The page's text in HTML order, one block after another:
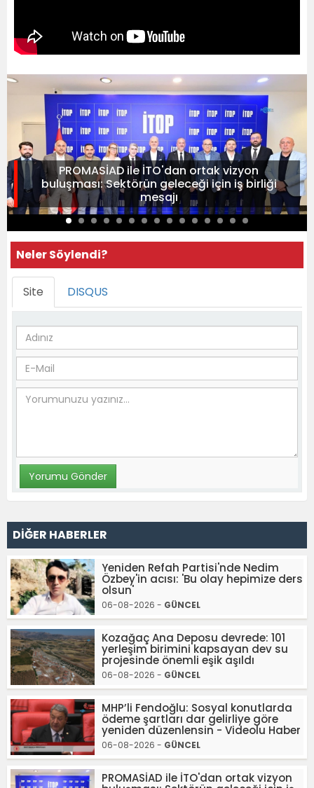
PROMASİAD ile İTO'dan ortak vizyon
buluşması: Sektörün geleceği için iş birliği
mesajı
Neler Söylendi?
Site DISQUS
DİĞER HABERLER
Yeniden Refah Partisi'nde Nedim
Özbey'in acısı: 'Bu olay hepimize ders
olsun'
06-08-2026 - GÜNCEL
Kozağaç Ana Deposu devrede: 101
yerleşim birimini kapsayan dev su
projesinde önemli eşik aşıldı
06-08-2026 - GÜNCEL
MHP’li Fendoğlu: Sosyal konutlarda
ödeme şartları dar gelirliye göre
yeniden düzenlensin - Videolu Haber
06-08-2026 - GÜNCEL
PROMASİAD ile İTO'dan ortak vizyon